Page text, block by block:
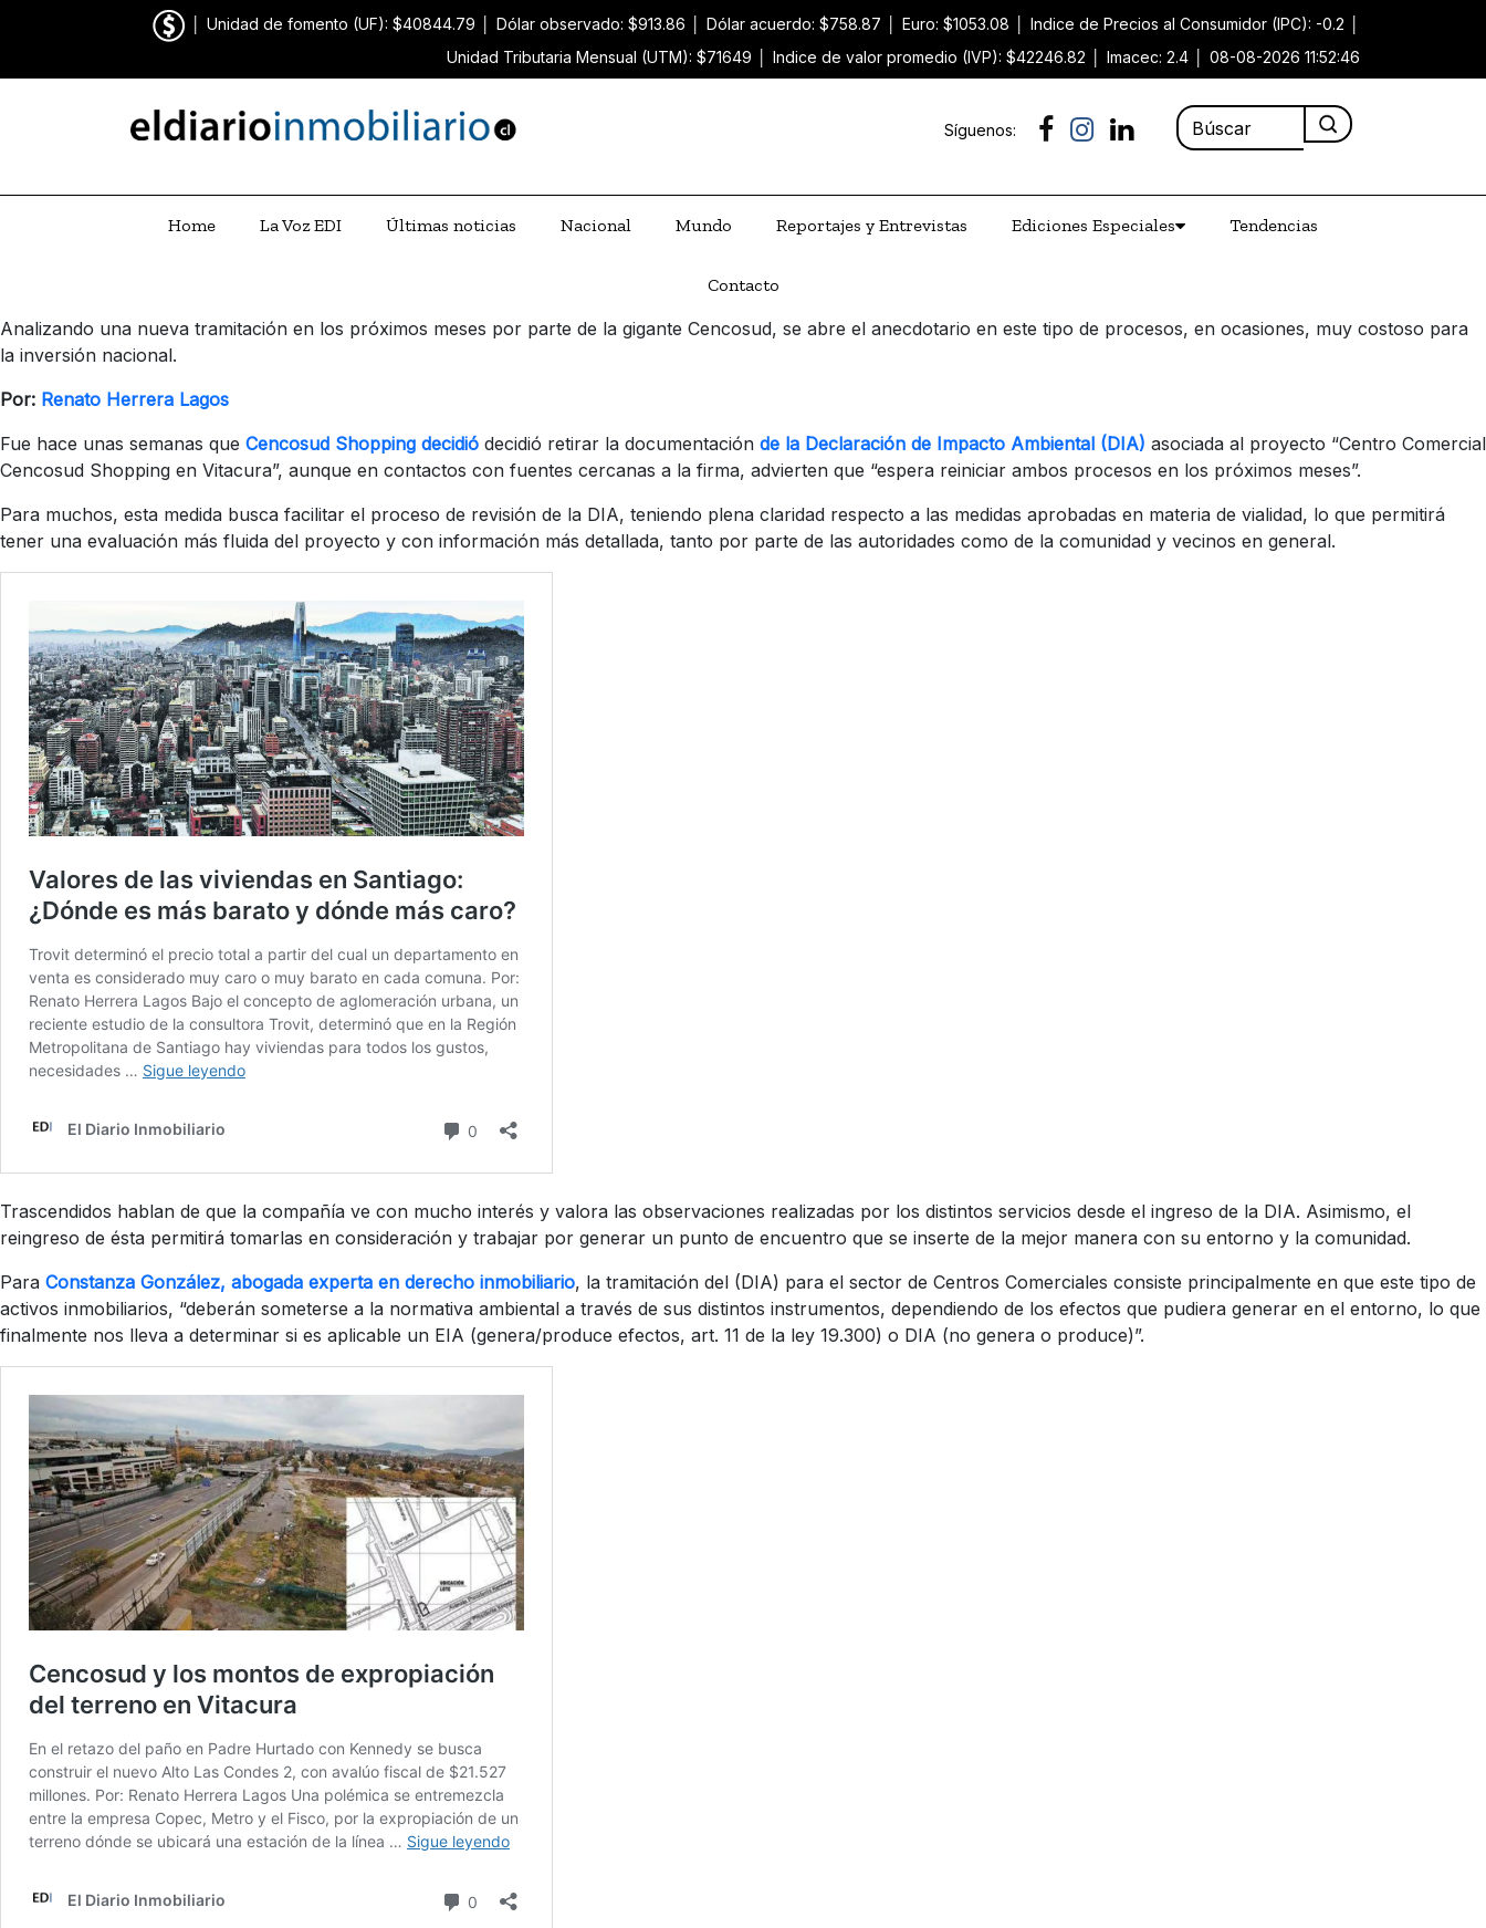
Unidad de fomento (UF): $40844.79 Dólar observado: $913.86 Dólar acuerdo: $758.87 Euro: $1053.08 Indice de Precios al Consumidor (IPC): -0.2
Unidad Tributaria Mensual (UTM): $71649
Indice de valor promedio (IVP): $42246.82 Imacec: 2.4 08-08-2026 11:52:46
Síguenos:
Home La Voz EDI Últimas noticias Nacional Mundo Reportajes y Entrevistas Ediciones Especiales Tendencias
Contacto
Analizando una nueva tramitación en los próximos meses por parte de la gigante Cencosud, se abre el anecdotario en este tipo de procesos, en ocasiones, muy costoso para
la inversión nacional.
Por: Renato Herrera Lagos
Fue hace unas semanas que Cencosud Shopping decidió decidió retirar la documentación de la Declaración de Impacto Ambiental (DIA) asociada al proyecto “Centro Comercial
Cencosud Shopping en Vitacura”, aunque en contactos con fuentes cercanas a la firma, advierten que “espera reiniciar ambos procesos en los próximos meses”.
Para muchos, esta medida busca facilitar el proceso de revisión de la DIA, teniendo plena claridad respecto a las medidas aprobadas en materia de vialidad, lo que permitirá
tener una evaluación más fluida del proyecto y con información más detallada, tanto por parte de las autoridades como de la comunidad y vecinos en general.
Trascendidos hablan de que la compañía ve con mucho interés y valora las observaciones realizadas por los distintos servicios desde el ingreso de la DIA. Asimismo, el
reingreso de ésta permitirá tomarlas en consideración y trabajar por generar un punto de encuentro que se inserte de la mejor manera con su entorno y la comunidad.
Para Constanza González, abogada experta en derecho inmobiliario, la tramitación del (DIA) para el sector de Centros Comerciales consiste principalmente en que este tipo de
activos inmobiliarios, “deberán someterse a la normativa ambiental a través de sus distintos instrumentos, dependiendo de los efectos que pudiera generar en el entorno, lo que
finalmente nos lleva a determinar si es aplicable un EIA (genera/produce efectos, art. 11 de la ley 19.300) o DIA (no genera o produce)”.